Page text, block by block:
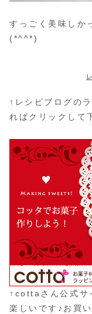
すっごく美味しか
(*^^*)
↑レシピブログの
ればクリックして
↑cottaさん公式サ
楽しいです♪お買